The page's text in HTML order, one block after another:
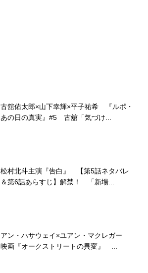
古舘佑太郎×山下幸輝×平子祐希 『ルポ・
あの日の真実』#5 古舘「気づけ...
松村北斗主演『告白』 【第5話ネタバレ
＆第6話あらすじ】解禁！ 「新場...
アン・ハサウェイ×ユアン・マクレガー
映画『オークストリートの異変』 ...